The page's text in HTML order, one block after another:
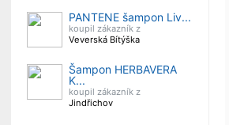
PANTENE šampon Liv...
koupil zákazník z
Veverská Bítýška
Šampon HERBAVERA
K...
koupil zákazník z
Jindřichov